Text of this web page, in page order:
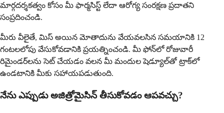
మార్గదర్శకత్వం కోసం మీ ఫార్మసిస్ట్ లేదా ఆరోగ్య సంరక్షణ ప్రదాతని
సంప్రదించండి.
మీరు వీలైతే, మిస్ అయిన మోతాదును వేయవలసిన సమయానికి 12
గంటలలోపు వేసుకోవడానికి ప్రయత్నించండి. మీ ఫోన్‌లో రోజువారీ
రిమైండర్‌లను సెట్ చేయడం వలన మీ మందుల షెడ్యూల్‌తో ట్రాక్‌లో
ఉండటానికి మీకు సహాయపడుతుంది.
నేను ఎప్పుడు అజిత్రోమైసిన్ తీసుకోవడం ఆపవచ్చు?